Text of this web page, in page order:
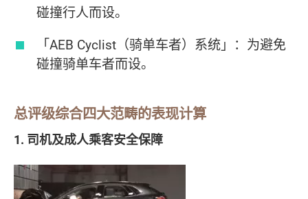
碰撞行人而设。
「AEB Cyclist（骑单车者）系统」：为避免
碰撞骑单车者而设。
总评级综合四大范畴的表现计算
1. 司机及成人乘客安全保障